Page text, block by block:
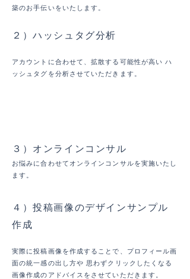
築のお手伝いをいたします。
２）ハッシュタグ分析
アカウントに合わせて、拡散する可能性が高い ハ
ッシュタグを分析させていただきます。
３）オンラインコンサル
お悩みに合わせてオンラインコンサルを実施いたし
ます。
４）投稿画像のデザインサンプル
作成
実際に投稿画像を作成することで、プロフィール画
面の統一感の出し方や 思わずクリックしたくなる
画像作成のアドバイスをさせていただきます。